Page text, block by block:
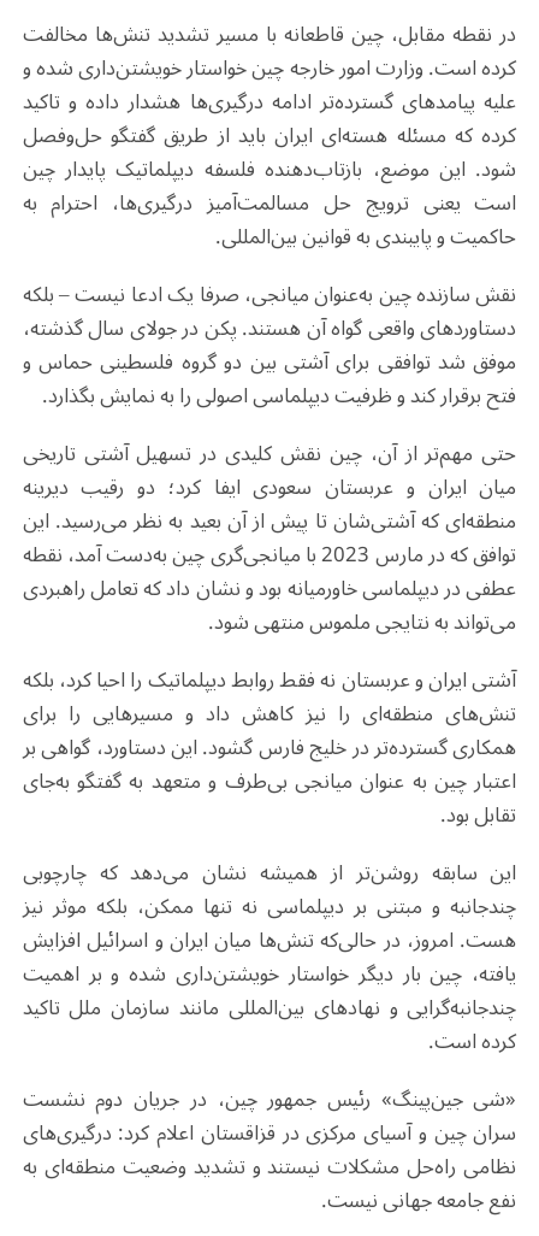
در نقطه مقابل، چین قاطعانه با مسیر تشدید تنش‌ها مخالفت
کرده است. وزارت امور خارجه چین خواستار خویشتن‌داری شده و
علیه پیامدهای گسترده‌تر ادامه درگیری‌ها هشدار داده و تاکید
کرده که مسئله هسته‌ای ایران باید از طریق گفتگو حل‌وفصل
شود. این موضع، بازتاب‌دهنده فلسفه دیپلماتیک پایدار چین
است یعنی ترویج حل مسالمت‌آمیز درگیری‌ها، احترام به
حاکمیت و پایبندی به قوانین بین‌المللی.
نقش سازنده چین به‌عنوان میانجی، صرفا یک ادعا نیست – بلکه
دستاوردهای واقعی گواه آن هستند. پکن در جولای سال گذشته،
موفق شد توافقی برای آشتی بین دو گروه فلسطینی حماس و
فتح برقرار کند و ظرفیت دیپلماسی اصولی را به نمایش بگذارد.
حتی مهم‌تر از آن، چین نقش کلیدی در تسهیل آشتی تاریخی
میان ایران و عربستان سعودی ایفا کرد؛ دو رقیب دیرینه
منطقه‌ای که آشتی‌شان تا پیش از آن بعید به نظر می‌رسید. این
توافق که در مارس 2023 با میانجی‌گری چین به‌دست آمد، نقطه
عطفی در دیپلماسی خاورمیانه بود و نشان داد که تعامل راهبردی
می‌تواند به نتایجی ملموس منتهی شود.
آشتی ایران و عربستان نه‌ فقط روابط دیپلماتیک را احیا کرد، بلکه
تنش‌های منطقه‌ای را نیز کاهش داد و مسیرهایی را برای
همکاری گسترده‌تر در خلیج فارس گشود. این دستاورد، گواهی بر
اعتبار چین به‌ عنوان میانجی بی‌طرف و متعهد به گفتگو به‌جای
تقابل بود.
این سابقه روشن‌تر از همیشه نشان می‌دهد که چارچوبی
چندجانبه و مبتنی بر دیپلماسی نه‌ تنها ممکن، بلکه موثر نیز
هست. امروز، در حالی‌که تنش‌ها میان ایران و اسرائیل افزایش
یافته، چین بار دیگر خواستار خویشتن‌داری شده و بر اهمیت
چندجانبه‌گرایی و نهادهای بین‌المللی مانند سازمان ملل تاکید
کرده است.
«شی جین‌پینگ» رئیس‌ جمهور چین، در جریان دوم نشست
سران چین و آسیای مرکزی در قزاقستان اعلام کرد: درگیری‌های
نظامی راه‌حل مشکلات نیستند و تشدید وضعیت منطقه‌ای به
نفع جامعه جهانی نیست.